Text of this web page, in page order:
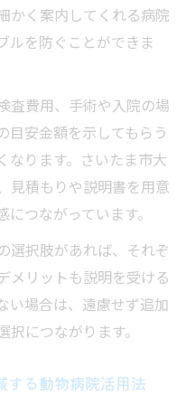
かく案内してくれる病院
ルを防ぐことができま
査費用、手術や入院の場
目安金額を示してもらう
なります。さいたま市大
見積もりや説明書を用意
つながっています。
選択肢があれば、それぞ
メリットも説明を受ける
い場合は、遠慮せず追加
につながります。
する動物病院活用法